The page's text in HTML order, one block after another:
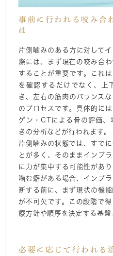
事前に行われる咬み合
は
片側噛みのある方に対して
際には、まず現在の咬み合
することが重要です。これ
を確認するだけでなく、上
き、左右の筋肉のバランス
のプロセスです。具体的に
ゲン・CTによる骨の評価、
きの分析などが行われます。
片側噛みの状態では、すで
とが多く、そのままインプ
に力が集中する可能性があ
噛む癖がある場合、インプ
断する前に、まず現状の機
が不可欠です。この段階で
療方針や順序を決定する基盤
必要に応じて行われる